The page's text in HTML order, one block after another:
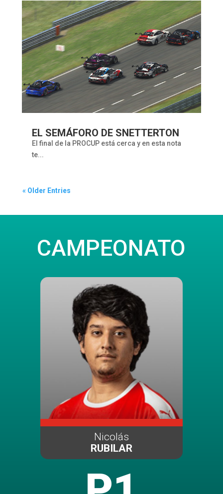
EL SEMÁFORO DE SNETTERTON
El final de la PROCUP está cerca y en esta nota
te...
« Older Entries
CAMPEONATO
Nicolás
RUBILAR